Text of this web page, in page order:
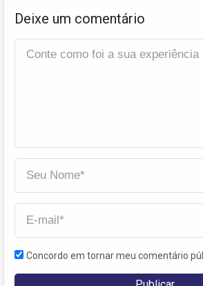
Deixe um comentário
Concordo em tornar meu comentário